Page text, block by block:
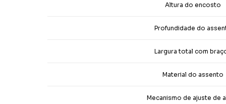
Altura do encosto
Profundidade do
Largura total com
Material do assento
Mecanismo de ajuste de